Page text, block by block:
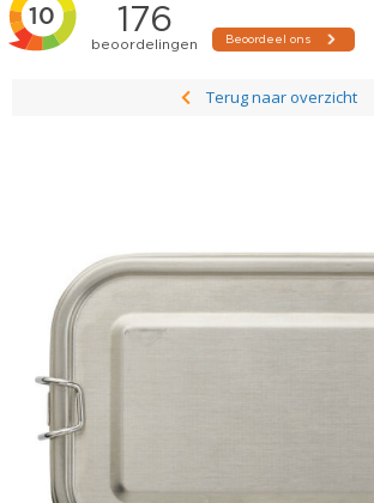
Terug naar overzicht